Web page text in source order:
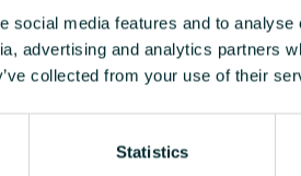
social media features and to
advertising and analytics partners
collected from your use of their
Statistics